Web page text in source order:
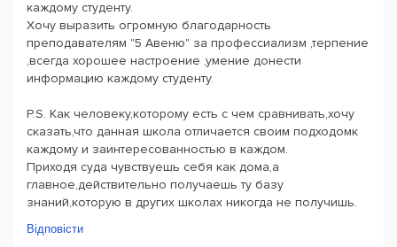
каждому студенту.
Хочу выразить огромную благодарность
преподавателям "5 Авеню" за профессиализм ,терпение
,всегда хорошее настроение ,умение донести
информацию каждому студенту.
P.S. Как человеку,которому есть с чем сравнивать,хочу
сказать,что данная школа отличается своим подходомк
каждому и заинтересованностью в каждом.
Приходя суда чувствуешь себя как дома,а
главное,действительно получаешь ту базу
знаний,которую в других школах никогда не получишь.
Відповісти